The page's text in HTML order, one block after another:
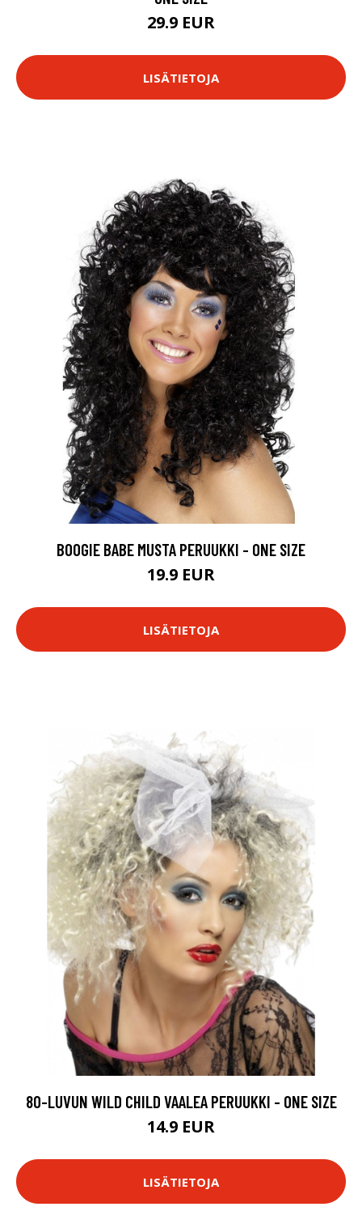
29.9 EUR
LISÄTIETOJA
BOOGIE BABE MUSTA PERUUKKI - ONE SIZE
19.9 EUR
LISÄTIETOJA
80-LUVUN WILD CHILD VAALEA PERUUKKI - ONE SIZE
14.9 EUR
LISÄTIETOJA